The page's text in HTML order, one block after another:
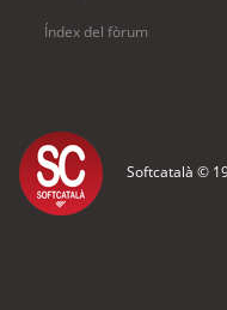
Índex del fòrum
Softcatalà ©